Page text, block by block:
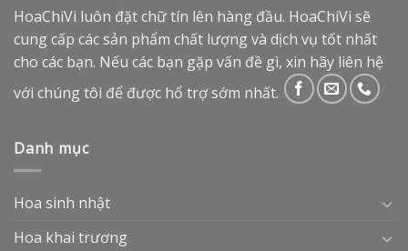
HoaChiVi luôn đặt chữ tín lên hàng đầu. HoaChiVi sẽ
cung cấp các sản phẩm chất lượng và dịch vụ tốt nhất
cho các bạn. Nếu các bạn gặp vấn đề gì, xin hãy liên hệ
với chúng tôi để được hổ trợ sớm nhất.
Danh mục
Hoa sinh nhật
Hoa khai trương